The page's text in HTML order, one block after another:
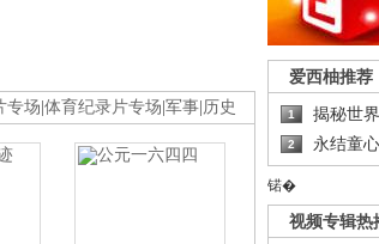
专场 体育纪录片专场 军事 历史
爱西柚推荐
1 揭秘世
2 永结童
锘�
视频专辑热